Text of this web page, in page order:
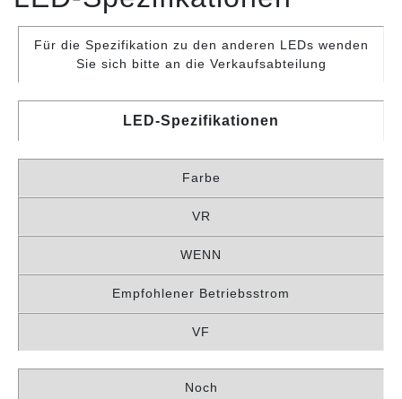
Für die Spezifikation zu den anderen LEDs wenden
Sie sich bitte an die Verkaufsabteilung
LED-Spezifikationen
Farbe
VR
WENN
Empfohlener Betriebsstrom
VF
Noch